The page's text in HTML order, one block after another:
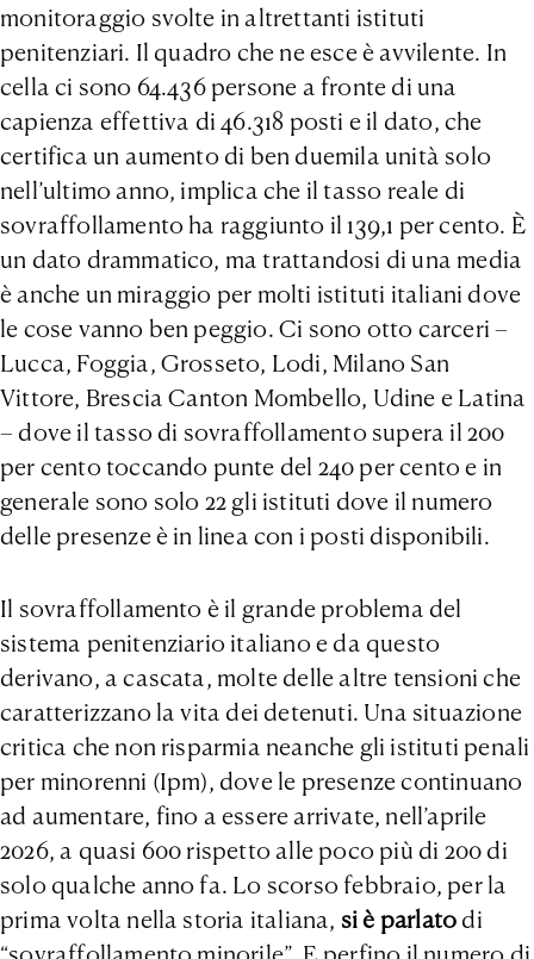
monitoraggio svolte in altrettanti istituti
penitenziari. Il quadro che ne esce è avvilente. In
cella ci sono 64.436 persone a fronte di una
capienza effettiva di 46.318 posti e il dato, che
certifica un aumento di ben duemila unità solo
nell’ultimo anno, implica che il tasso reale di
sovraffollamento ha raggiunto il 139,1 per cento. È
un dato drammatico, ma trattandosi di una media
è anche un miraggio per molti istituti italiani dove
le cose vanno ben peggio. Ci sono otto carceri –
Lucca, Foggia, Grosseto, Lodi, Milano San
Vittore, Brescia Canton Mombello, Udine e Latina
– dove il tasso di sovraffollamento supera il 200
per cento toccando punte del 240 per cento e in
generale sono solo 22 gli istituti dove il numero
delle presenze è in linea con i posti disponibili.
Il sovraffollamento è il grande problema del
sistema penitenziario italiano e da questo
derivano, a cascata, molte delle altre tensioni che
caratterizzano la vita dei detenuti. Una situazione
critica che non risparmia neanche gli istituti penali
per minorenni (Ipm), dove le presenze continuano
ad aumentare, fino a essere arrivate, nell’aprile
2026, a quasi 600 rispetto alle poco più di 200 di
solo qualche anno fa. Lo scorso febbraio, per la
prima volta nella storia italiana, si è parlatodi